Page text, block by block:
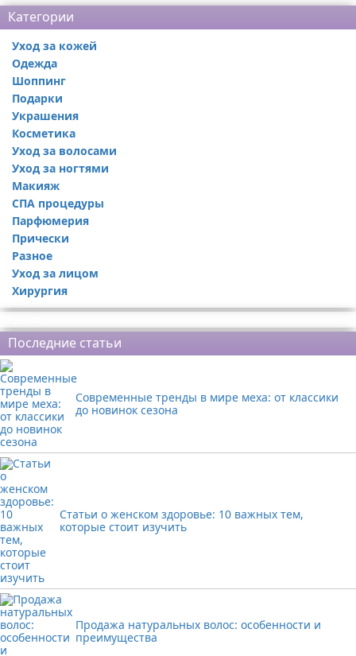
Категории
Уход за кожей
Одежда
Шоппинг
Подарки
Украшения
Косметика
Уход за волосами
Уход за ногтями
Макияж
СПА процедуры
Парфюмерия
Прически
Разное
Уход за лицом
Хирургия
Последние статьи
Современные тренды в мире меха: от классики
до новинок сезона
Статьи о женском здоровье: 10 важных тем,
которые стоит изучить
Продажа натуральных волос: особенности и
преимущества